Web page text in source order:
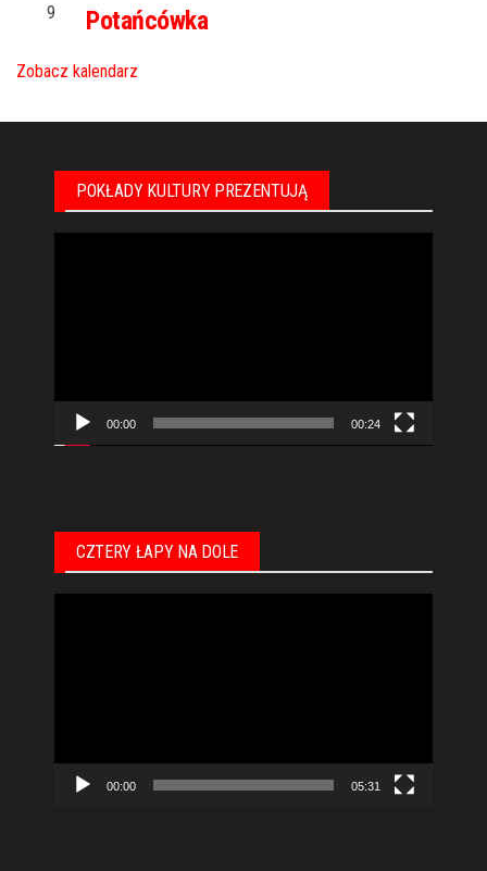
9
Potańcówka
Zobacz kalendarz
POKŁADY KULTURY PREZENTUJĄ
00:00 00:24
CZTERY ŁAPY NA DOLE
00:00 05:31